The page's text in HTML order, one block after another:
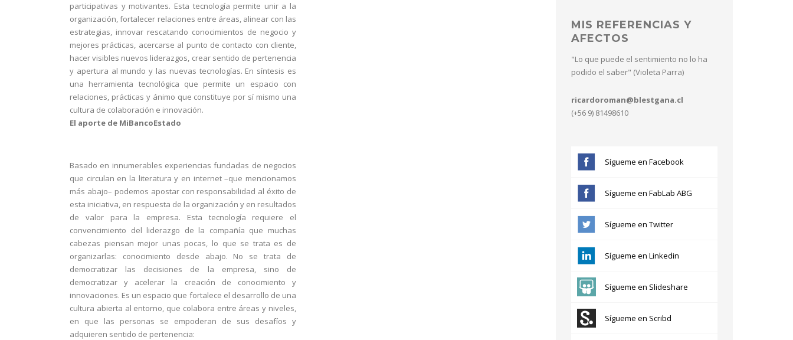
participativas y motivantes. Esta tecnología permite unir a la
organización, fortalecer relaciones entre áreas, alinear con las
estrategias, innovar rescatando conocimientos de negocio y
mejores prácticas, acercarse al punto de contacto con cliente,
hacer visibles nuevos liderazgos, crear sentido de pertenencia
y apertura al mundo y las nuevas tecnologías. En síntesis es
una herramienta tecnológica que permite un espacio con
relaciones, prácticas y ánimo que constituye por sí mismo una
cultura de colaboración e innovación.
El aporte de MiBancoEstado
Basado en innumerables experiencias fundadas de negocios
que circulan en la literatura y en internet –que mencionamos
más abajo– podemos apostar con responsabilidad al éxito de
esta iniciativa, en respuesta de la organización y en resultados
de valor para la empresa. Esta tecnología requiere el
convencimiento del liderazgo de la compañía que muchas
cabezas piensan mejor unas pocas, lo que se trata es de
organizarlas: conocimiento desde abajo. No se trata de
democratizar las decisiones de la empresa, sino de
democratizar y acelerar la creación de conocimiento y
innovaciones. Es un espacio que fortalece el desarrollo de una
cultura abierta al entorno, que colabora entre áreas y niveles,
en que las personas se empoderan de sus desafíos y
adquieren sentido de pertenencia:
MIS REFERENCIAS Y
AFECTOS
"Lo que puede el sentimiento no lo ha
podido el saber" (Violeta Parra)
ricardoroman@blestgana.cl
(+56 9) 81498610
Sígueme en Facebook
Sígueme en FabLab ABG
Sígueme en Twitter
Sígueme en Linkedin
Sígueme en Slideshare
Sígueme en Scribd